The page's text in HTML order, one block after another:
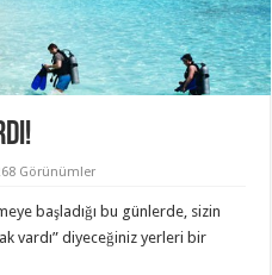
Görünümler
başladığı bu günlerde, sizin
vardı” diyeceğiniz yerleri bir